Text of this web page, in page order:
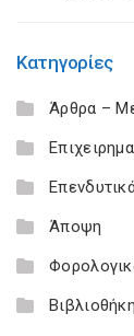
Κατηγορίες
Άρθρα –
Άποψη